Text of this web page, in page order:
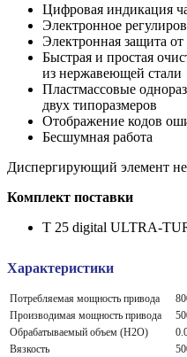
Цифровая индикация
Электронное
Электронная защита от
Быстрая и простая
из нержавеющей стали
Пластмассовые
двух типоразмеров
Отображение кодов
Бесшумная работа
Диспергирующий элемент не
Комплект поставки
T 25 digital ULTRA-
Характеристики
Потребляемая мощность привода
Производимая мощность привода
Обрабатываемый объем (H2O)
Вязкость